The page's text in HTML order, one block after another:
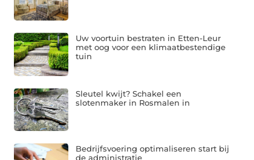
Uw voortuin bestraten in Etten-Leur
met oog voor een klimaatbestendige
tuin
Sleutel kwijt? Schakel een
slotenmaker in Rosmalen in
Bedrijfsvoering optimaliseren start bij
de administratie